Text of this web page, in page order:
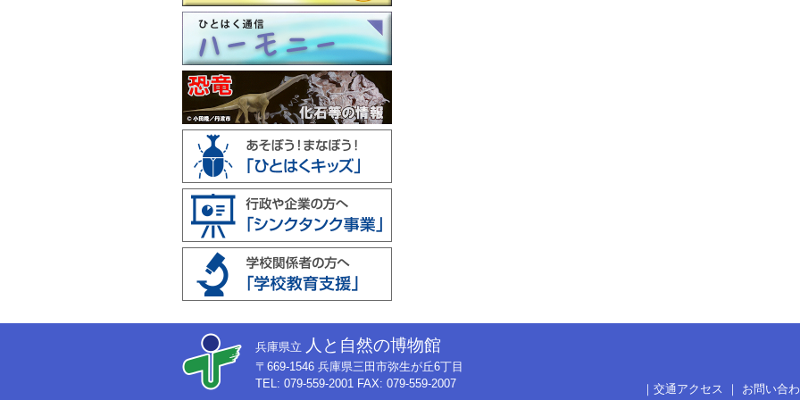
兵庫県立 人と自然の博物館
〒669-1546 兵庫県三田市弥生が丘6丁目
TEL: 079-559-2001 FAX: 079-559-2007
｜ 交通アクセス ｜ お問い合